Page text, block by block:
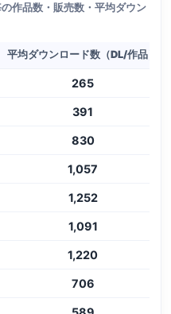
作品数・販売数・平均ダウン
平均ダウンロード数（DL/作品）
265
391
830
1,057
1,252
1,091
1,220
706